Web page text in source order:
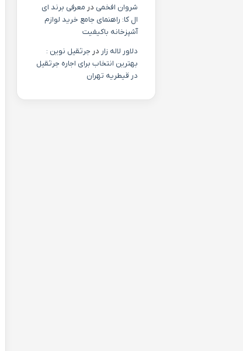
شروان افخمی در معرفی برند ای
ال کا: راهنمای جامع خرید لوازم
آشپزخانه باکیفیت
دلاور لاله زار در جرثقیل نوین :
بهترین انتخاب برای اجاره جرثقیل
در قیطریه تهران